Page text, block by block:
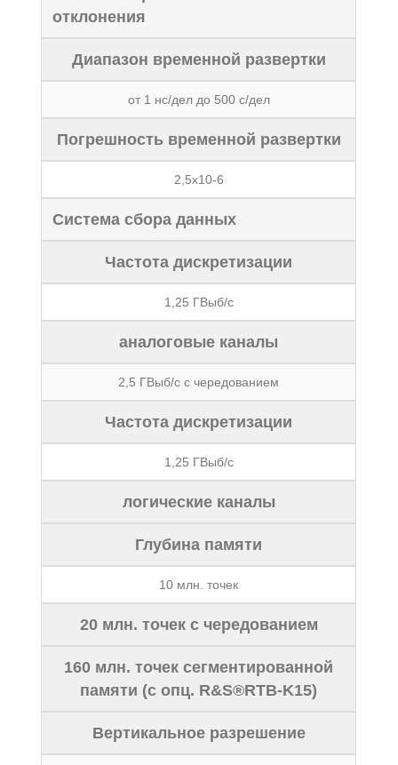
отклонения
Диапазон временной развертки
от 1 нс/дел до 500 с/дел
Погрешность временной развертки
2,5x10-6
Система сбора данных
Частота дискретизации
1,25 ГВыб/с
аналоговые каналы
2,5 ГВыб/с с чередованием
Частота дискретизации
1,25 ГВыб/с
логические каналы
Глубина памяти
10 млн. точек
20 млн. точек с чередованием
160 млн. точек сегментированной
памяти (c опц. R&S®RTB-K15)
Вертикальное разрешение